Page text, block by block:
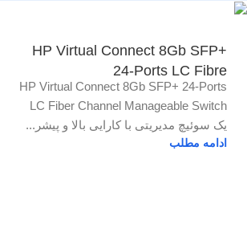
HP Virtual Connect 8Gb SFP+
24-Ports LC Fibre
HP Virtual Connect 8Gb SFP+ 24-Ports
LC Fiber Channel Manageable Switch
یک سوئیچ مدیریتی با کارایی بالا و پیشر...
ادامه مطلب